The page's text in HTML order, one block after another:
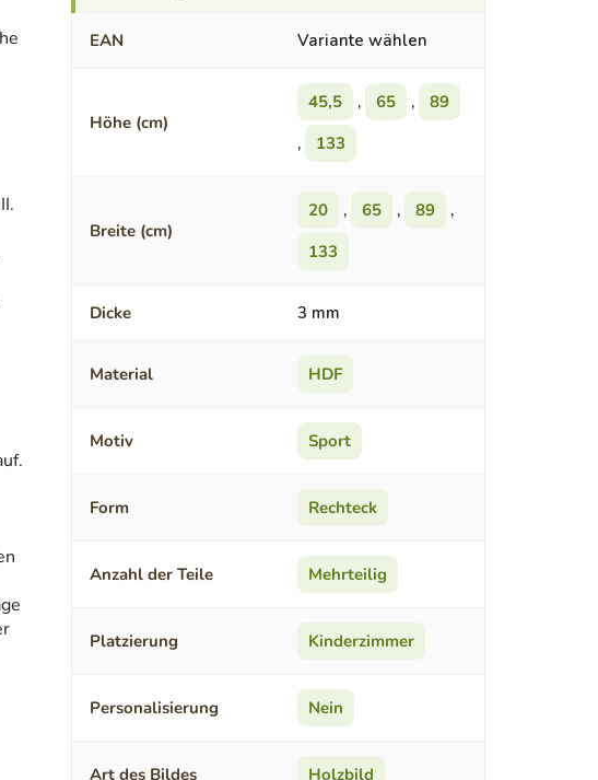
EAN Variante wählen
Höhe (cm)
45,5 , 65 ,
89
,
133
Breite (cm)
20 , 65 , 89
,
133
Dicke 3 mm
Material HDF
Motiv Sport
Form Rechteck
Anzahl der Teile Mehrteilig
Platzierung Kinderzimmer
Personalisierung Nein
Art des Bildes Holzbild